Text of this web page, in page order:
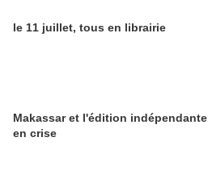
le 11 juillet, tous en librairie
Makassar et l'édition indépendante
en crise